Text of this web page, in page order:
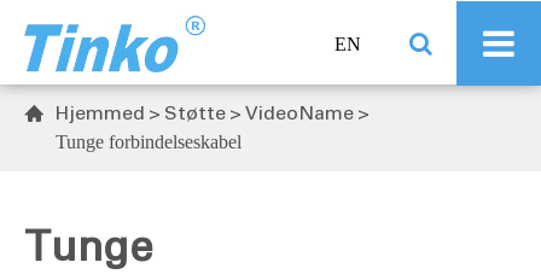
EN
 Hjemmed Støtte VideoName
Tunge forbindelseskabel
Tunge